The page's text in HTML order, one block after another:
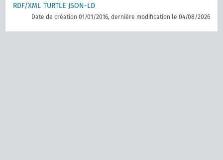
RDF/XML TURTLE JSON-LD
Date de création 01/01/2016, dernière modification le 04/08/2026